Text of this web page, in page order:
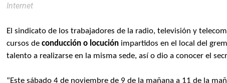
Internet
El sindicato de los trabajadores de la radio, televisión y
cursos deconducción o locución impartidos en el local del
talento a realizarse en la misma sede, así o dio a conocer el
“Este sábado 4 de noviembre de 9 de la mañana a 11 de la